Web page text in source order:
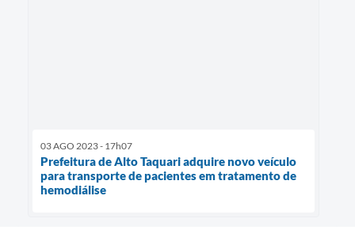
03 AGO 2023 - 17h07
Prefeitura de Alto Taquari adquire novo veículo
para transporte de pacientes em tratamento de
hemodiálise